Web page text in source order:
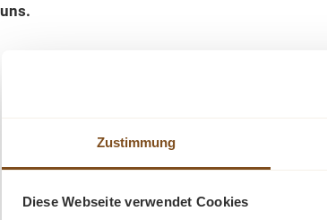
Zustimmung
Diese Webseite verwendet Cookies